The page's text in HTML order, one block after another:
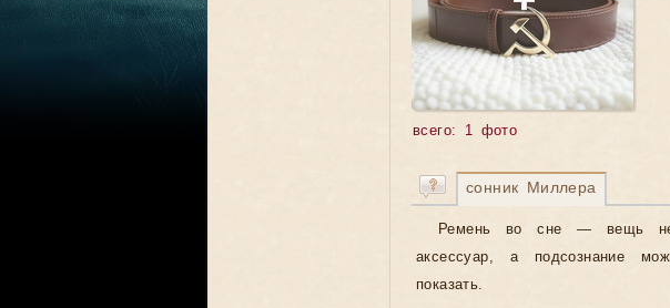
всего: 1 фото
сонник Миллера
Ремень во сне — вещь
аксессуар, а подсознание
показать.